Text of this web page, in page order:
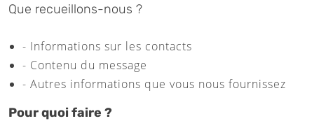
Que recueillons-nous ?
- Informations sur les contacts
- Contenu du message
- Autres informations que vous nous fournissez
Pour quoi faire ?